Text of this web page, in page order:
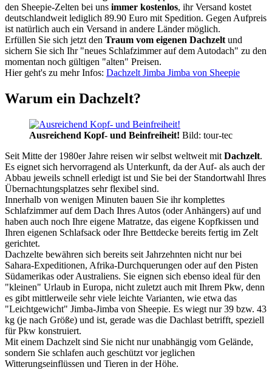
den Sheepie-Zelten bei uns immer kostenlos, ihr Versand kostet
deutschlandweit lediglich 89.90 Euro mit Spedition. Gegen Aufpreis
ist natürlich auch ein Versand in andere Länder möglich.
Erfüllen Sie sich jetzt den Traum vom eigenen Dachzelt und
sichern Sie sich Ihr "neues Schlafzimmer auf dem Autodach" zu den
momentan noch gültigen "alten" Preisen.
Hier geht's zu mehr Infos: Dachzelt Jimba Jimba von Sheepie
Warum ein Dachzelt?
Ausreichend Kopf- und Beinfreiheit! Bild: tour-tec
Seit Mitte der 1980er Jahre reisen wir selbst weltweit mit Dachzelt.
Es eignet sich hervorragend als Unterkunft, da der Auf- als auch der
Abbau jeweils schnell erledigt ist und Sie bei der Standortwahl Ihres
Übernachtungsplatzes sehr flexibel sind.
Innerhalb von wenigen Minuten bauen Sie ihr komplettes
Schlafzimmer auf dem Dach Ihres Autos (oder Anhängers) auf und
haben auch noch Ihre eigene Matratze, das eigene Kopfkissen und
Ihren eigenen Schlafsack oder Ihre Bettdecke bereits fertig im Zelt
gerichtet.
Dachzelte bewähren sich bereits seit Jahrzehnten nicht nur bei
Sahara-Expeditionen, Afrika-Durchquerungen oder auf den Pisten
Südamerikas oder Australiens. Sie eignen sich ebenso ideal für den
"kleinen" Urlaub in Europa, nicht zuletzt auch mit Ihrem Pkw, denn
es gibt mittlerweile sehr viele leichte Varianten, wie etwa das
"Leichtgewicht" Jimba-Jimba von Sheepie. Es wiegt nur 39 bzw. 43
kg (je nach Größe) und ist, gerade was die Dachlast betrifft, speziell
für Pkw konstruiert.
Mit einem Dachzelt sind Sie nicht nur unabhängig vom Gelände,
sondern Sie schlafen auch geschützt vor jeglichen
Witterungseinflüssen und Tieren in der Höhe.